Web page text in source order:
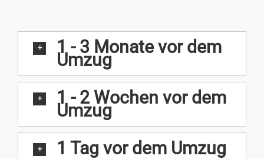
1 - 3 Monate vor dem
Umzug
1 - 2 Wochen vor dem
Umzug
1 Tag vor dem Umzug